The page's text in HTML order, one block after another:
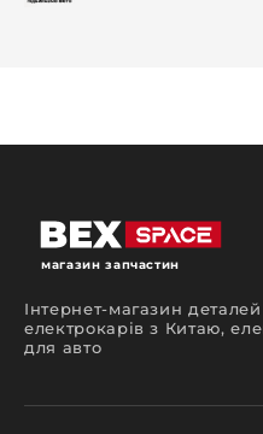
магазин запчастин
Інтернет-магазин
електрокарів з Китаю,
для авто